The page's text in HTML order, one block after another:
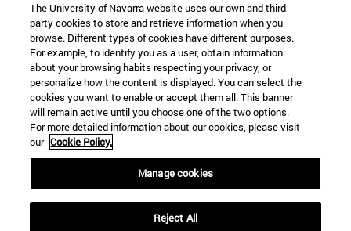
Información
TFNO +34 943 21 98 77
¿QUÉ GRADO TE INTERESA?
¿QUÉ MÁSTER TE INTERESA?
© Universidad de Navarra
Información legal
Accesibilidad
Configuración de cookies
Localizador de campus
The University of Navarra website uses our own and third-
party cookies to store and retrieve information when you
browse. Different types of cookies have different purposes.
For example, to identify you as a user, obtain information
about your browsing habits respecting your privacy, or
personalize how the content is displayed. You can select the
cookies you want to enable or accept them all. This banner
will remain active until you choose one of the two options.
For more detailed information about our cookies, please visit
our Cookie Policy.
Manage cookies
Reject All